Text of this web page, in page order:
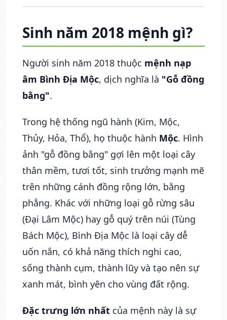
Sinh năm 2018 mệnh gì?
Người sinh năm 2018 thuộc mệnh nạp
âm Bình Địa Mộc, dịch nghĩa là "Gỗ đồng
bằng".
Trong hệ thống ngũ hành (Kim, Mộc,
Thủy, Hỏa, Thổ), họ thuộc hành Mộc. Hình
ảnh "gỗ đồng bằng" gợi lên một loại cây
thân mềm, tươi tốt, sinh trưởng mạnh mẽ
trên những cánh đồng rộng lớn, bằng
phẳng. Khác với những loại gỗ rừng sâu
(Đại Lâm Mộc) hay gỗ quý trên núi (Tùng
Bách Mộc), Bình Địa Mộc là loại cây dễ
uốn nắn, có khả năng thích nghi cao,
sống thành cụm, thành lũy và tạo nên sự
xanh mát, bình yên cho vùng đất rộng.
Đặc trưng lớn nhất của mệnh này là sự